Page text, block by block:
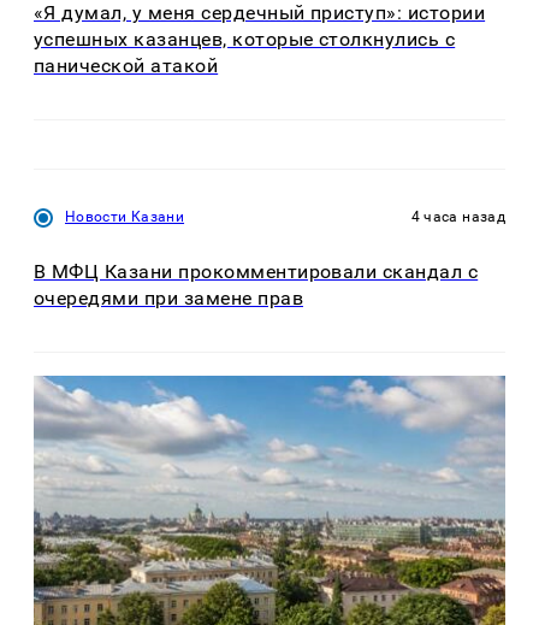
«Я думал, у меня сердечный приступ»: истории
успешных казанцев, которые столкнулись с
панической атакой
Новости Казани 4 часа назад
В МФЦ Казани прокомментировали скандал с
очередями при замене прав